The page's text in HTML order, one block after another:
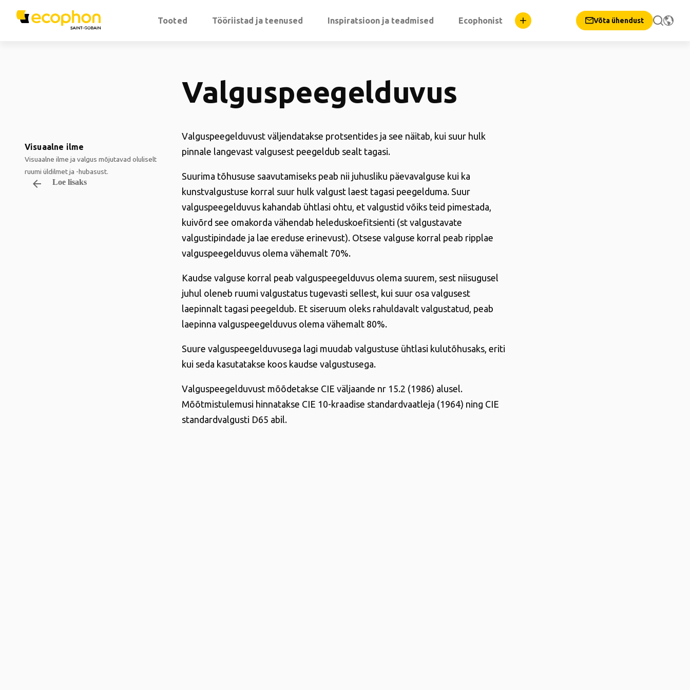
Tooted Tööriistad ja teenused Inspiratsioon ja teadmised Ecophonist Võta ühendust
Valguspeegelduvus
Visuaalne ilme
Visuaalne ilme ja valgus mõjutavad oluliselt
ruumi üldilmet ja -hubasust.
arrow_backward
Loe lisaks
Valguspeegelduvust väljendatakse protsentides ja see näitab, kui suur hulk
pinnale langevast valgusest peegeldub sealt tagasi.
Suurima tõhususe saavutamiseks peab nii juhusliku päevavalguse kui ka
kunstvalgustuse korral suur hulk valgust laest tagasi peegelduma. Suur
valguspeegelduvus kahandab ühtlasi ohtu, et valgustid võiks teid pimestada,
kuivõrd see omakorda vähendab heleduskoefitsienti (st valgustavate
valgustipindade ja lae ereduse erinevust). Otsese valguse korral peab ripplae
valguspeegelduvus olema vähemalt 70%.
Kaudse valguse korral peab valguspeegelduvus olema suurem, sest niisugusel
juhul oleneb ruumi valgustatus tugevasti sellest, kui suur osa valgusest
laepinnalt tagasi peegeldub. Et siseruum oleks rahuldavalt valgustatud, peab
laepinna valguspeegelduvus olema vähemalt 80%.
Suure valguspeegelduvusega lagi muudab valgustuse ühtlasi kulutõhusaks, eriti
kui seda kasutatakse koos kaudse valgustusega.
Valguspeegelduvust mõõdetakse CIE väljaande nr 15.2 (1986) alusel.
Mõõtmistulemusi hinnatakse CIE 10-kraadise standardvaatleja (1964) ning CIE
standardvalgusti D65 abil.